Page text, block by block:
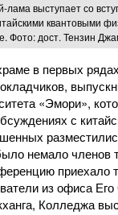
лама выступает со
квантовыми
Фото: дост. Тензин
в первых
«Эмори»,
с
немало членов
приехало
из офиса
Колледжа